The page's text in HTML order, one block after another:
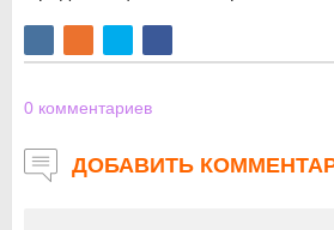
0 комментариев
ДОБАВИТЬ